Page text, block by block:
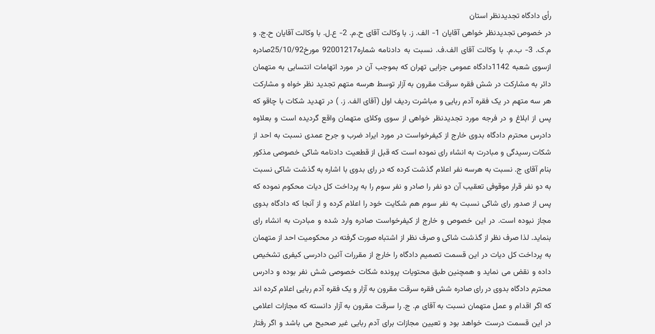
رأی دادگاه تجدیدنظر استان
در خصوص تجدیدنظر خواهی آقایان 1- الف. ز. با وکالت آقای ح.م. 2- ع.ل. با وکالت آقایان ح.ج. و
م.ک. 3- ب.م. با وکالت آقای الف.ف. نسبت به دادنامه شماره92001217 مورخ25/10/92صادره
ازسوی شعبه 1142دادگاه عمومی جزایی تهران که بموجب آن در مورد اتهامات انتسابی به متهمان
دائر به مشارکت در شش فقره سرقت مقرون به آزار توسط هرسه متهم تجدید نظر خواه و مشارکت
هر سه متهم در یک فقره آدم ربایی و مباشرت ردیف اول (آقای الف. ز. ) در تهدید شکات با چاقو که
پس از ابلاغ و در فرجه مورد تجدیدنظر خواهی از سوی وکلای متهمان واقع گردیده است و بعلاوه
دادرس محترم دادگاه بدوی خارج از کیفرخواست در مورد ایراد ضرب و جرح عمدی نسبت به احد از
شکات رسیدگی و مبادرت به انشاء رای نموده است که قبل از قطعیت دادنامه شاکی خصوصی مذکور
بنام آقای ج. نسبت به هرسه نفر اعلام گذشت کرده که در رای بدوی با اشاره به گذشت شاکی نسبت
به دو نفر قرار موقوفی تعقیب آن دو نفر را صادر و نفر سوم را به پرداخت کل دیات محکوم نموده که
پس از صدور رای شاکی نسبت به نفر سوم هم شکایت خود را اعلام کرده و از آنجا که دادگاه بدوی
مجاز نبوده است. در این خصوص و خارج از کیفرخواست صادره وارد شده و مبادرت به انشاء رای
بنماید. لذا صرف نظر از گذشت شاکی و صرف نظر از اشتباه صورت گرفته در محکومیت احد از متهمان
به پرداخت کل دیات در این قسمت تصمیم دادگاه را خارج از مقررات آئین دادرسی کیفری تشخیص
داده و نقض می نماید و همچنین طبق محتویات پرونده شکات خصوصی شش نفر بوده و دادرس
محترم دادگاه بدوی در رای صادره شش فقره سرقت مقرون به آزار و یک فقره آدم ربایی اعلام کرده اند
که اگر اقدام و عمل متهمان نسبت به آقای م. ج. را سرقت مقرون به آزار دانسته که مجازات اعلامی
در این قسمت درست خواهد بود و تعیین مجازات برای آدم ربایی غیر صحیح می باشد و اگر رفتار